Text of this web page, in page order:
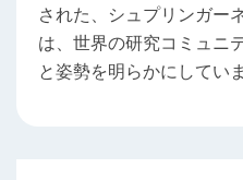
された、シュプリンガー
は、世界の研究コミュニ
と姿勢を明らかにしていま